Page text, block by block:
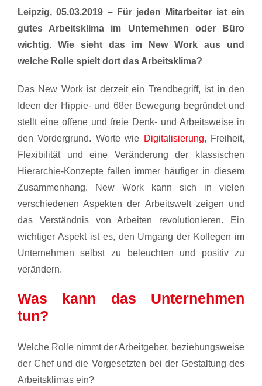
Leipzig, 05.03.2019 – Für jeden Mitarbeiter ist ein
gutes Arbeitsklima im Unternehmen oder Büro
wichtig. Wie sieht das im New Work aus und
welche Rolle spielt dort das Arbeitsklima?
Das New Work ist derzeit ein Trendbegriff, ist in den
Ideen der Hippie- und 68er Bewegung begründet und
stellt eine offene und freie Denk- und Arbeitsweise in
den Vordergrund. Worte wie Digitalisierung, Freiheit,
Flexibilität und eine Veränderung der klassischen
Hierarchie-Konzepte fallen immer häufiger in diesem
Zusammenhang. New Work kann sich in vielen
verschiedenen Aspekten der Arbeitswelt zeigen und
das Verständnis von Arbeiten revolutionieren. Ein
wichtiger Aspekt ist es, den Umgang der Kollegen im
Unternehmen selbst zu beleuchten und positiv zu
verändern.
Was kann das Unternehmen
tun?
Welche Rolle nimmt der Arbeitgeber, beziehungsweise
der Chef und die Vorgesetzten bei der Gestaltung des
Arbeitsklimas ein?